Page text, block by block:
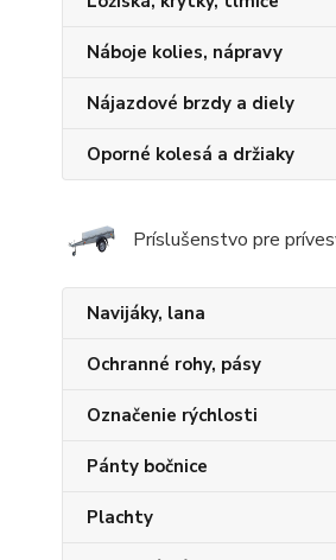
Náboje kolies, nápravy
Nájazdové brzdy a diely
Oporné kolesá a držiaky
Príslušenstvo pre
Navijáky, lana
Ochranné rohy, pásy
Označenie rýchlosti
Pánty bočnice
Plachty